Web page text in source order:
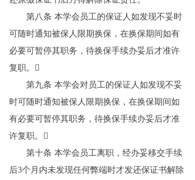
第八条 本学会员工的保证人如发现不妥时
可随时通知被保人限期换保，在换保期间如有
必要可暂停其职务，待换保手续办妥后才准许
复职。

第九条 本学会对员工的保证人如发现不妥
时可随时通知被保人限期换保，在换保期间如
有必要可暂停其职务，待换保手续办妥后才准
许复职。

第十条 本学会员工离职，经办妥移交手续
后3个月内未发现任何弊端时才发还保证书解除